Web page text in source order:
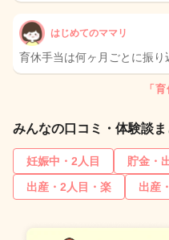
はじめてのママリ
育休手当は何ヶ月ごとに振り
「
みんなの口コミ・体験談
妊娠中・2人目 貯金・
出産・2人目・楽
出産